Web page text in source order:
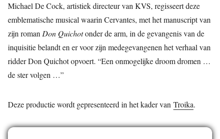
Michael De Cock, artistiek directeur van KVS, regisseert deze
emblematische musical waarin Cervantes, met het manuscript van
zijn roman Don Quichotonder de arm, in de gevangenis van de
inquisitie belandt en er voor zijn medegevangenen het verhaal van
ridder Don Quichot opvoert. “Een onmogelijke droom dromen …
de ster volgen …”
Deze productie wordt gepresenteerd in het kader van Troika.